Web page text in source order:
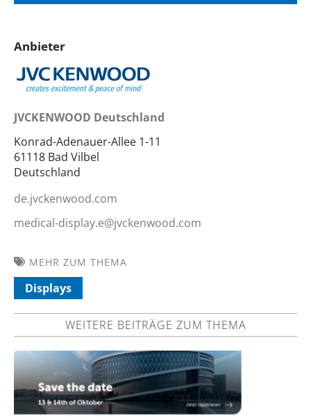
Anbieter
JVCKENWOOD Deutschland
Konrad-Adenauer-Allee 1-11
61118 Bad Vilbel
Deutschland
de.jvckenwood.com
medical-display.e@jvckenwood.com
MEHR ZUM THEMA
Displays
WEITERE BEITRÄGE ZUM THEMA